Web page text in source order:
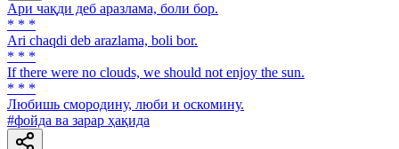
Ари чақди деб аразлама, боли бор.
* * *
Аri chaqdi deb arazlama, boli bor.
* * *
If there were no clouds, we should not enjoy the sun.
* * *
Любишь смородину, люби и оскомину.
#фойда ва зарар ҳақида